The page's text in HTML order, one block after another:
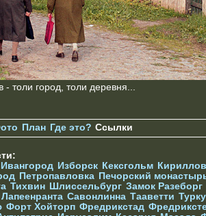
- толи город, толи деревня...
План Где это? Ссылки
Ивангород Изборск Кексгольм
Петропавловка Печорcкий
Тихвин Шлиссельбург Замок Разеборг
Лапеенранта Савонлинна Тааветти Турку
Форт Хойторп Фредрикстад